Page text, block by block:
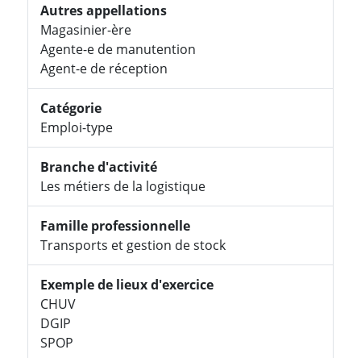
Autres appellations
Magasinier-ère
Agente-e de manutention
Agent-e de réception
Catégorie
Emploi-type
Branche d'activité
Les métiers de la logistique
Famille professionnelle
Transports et gestion de stock
Exemple de lieux d'exercice
CHUV
DGIP
SPOP